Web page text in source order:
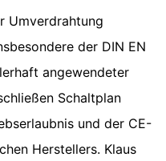
Umverdrahtung
der DIN EN
angewendeter
Schaltplan
und der CE-
Herstellers. Klaus